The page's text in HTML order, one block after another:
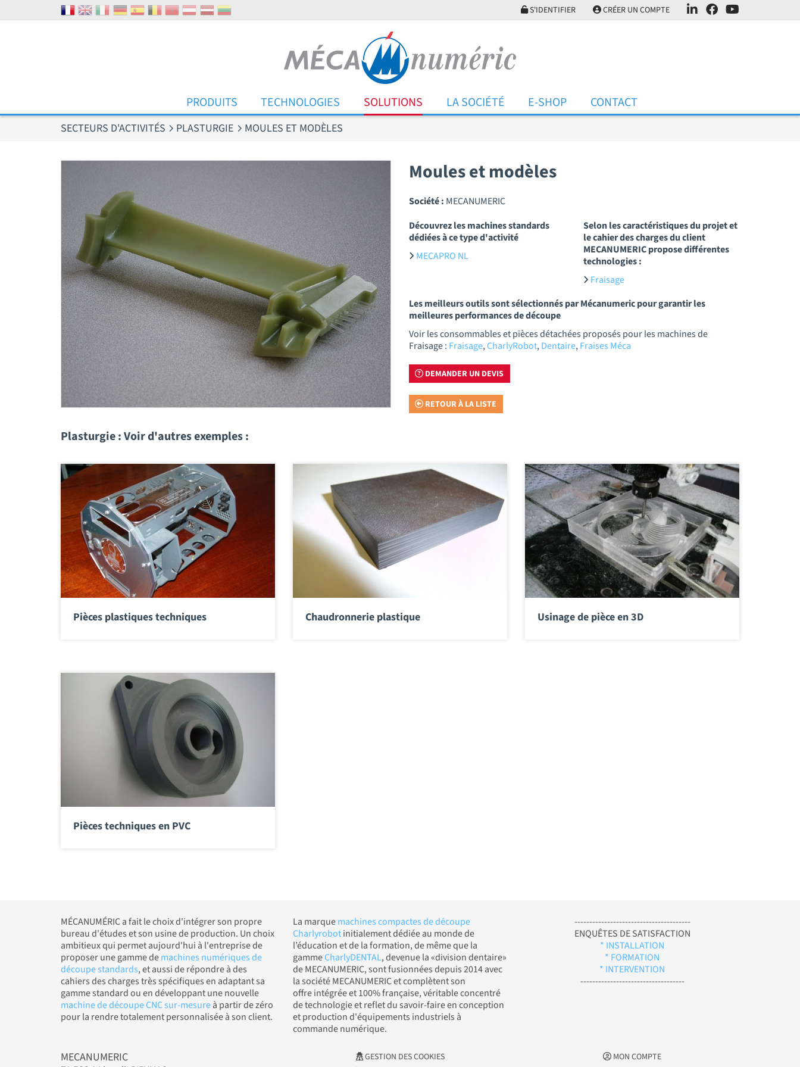
S'IDENTIFIER CRÉER UN COMPTE
PRODUITS TECHNOLOGIES SOLUTIONS LA SOCIÉTÉ E-SHOP CONTACT
SECTEURS D'ACTIVITÉS PLASTURGIE MOULES ET MODÈLES
Moules et modèles
Société : MECANUMERIC
Découvrez les machines standards
dédiées à ce type d'activité
MECAPRO NL
Selon les caractéristiques du projet et
le cahier des charges du client
MECANUMERIC propose différentes
technologies :
Fraisage
Les meilleurs outils sont sélectionnés par Mécanumeric pour garantir les
meilleures performances de découpe
Voir les consommables et pièces détachées proposés pour les machines de
Fraisage : Fraisage,CharlyRobot,Dentaire,Fraises Méca
DEMANDER UN DEVIS
RETOUR À LA LISTE
Plasturgie : Voir d'autres exemples :
Pièces plastiques techniques Chaudronnerie plastique Usinage de pièce en 3D
Pièces techniques en PVC
MÉCANUMÉRIC a fait le choix d'intégrer son propre
bureau d'études et son usine de production. Un choix
ambitieux qui permet aujourd'hui à l'entreprise de
proposer une gamme demachines numériques de
découpe standards, et aussi de répondre à des
cahiers des charges très spécifiques en adaptant sa
gamme standard ou en développant une nouvelle
machine de découpe CNC sur-mesureà partir de zéro
pour la rendre totalement personnalisée à son client.
La marquemachines compactes de découpe
Charlyrobotinitialement dédiée au monde de
l’éducation et de la formation, de même que la
gammeCharlyDENTAL, devenue la «division dentaire»
de MECANUMERIC, sont fusionnées depuis 2014 avec
la société MECANUMERIC et complètent son
offre intégrée et 100% française, véritable concentré
de technologie et reflet du savoir-faire en conception
et production d'équipements industriels à
commande numérique.
---------------------------------------
ENQUÊTES DE SATISFACTION
* INSTALLATION
* FORMATION
* INTERVENTION
-----------------------------------
MECANUMERIC
GESTION DES COOKIES
MON COMPTE
Panneau de gestion des cookies